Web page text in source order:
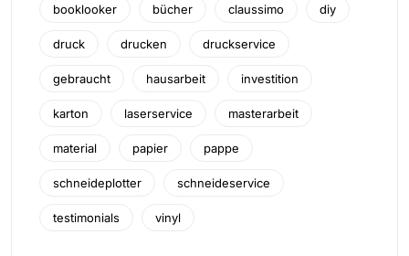
booklooker bücher claussimo diy
druck drucken druckservice
gebraucht hausarbeit investition
karton laserservice masterarbeit
material papier pappe
schneideplotter schneideservice
testimonials vinyl